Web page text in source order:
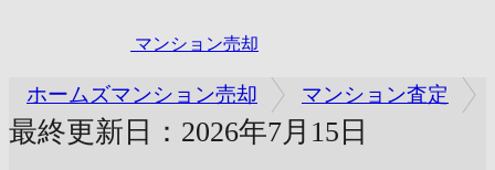
マンション売却
ホームズマンション売却 マンション査定
最終更新日：2026年7月15日